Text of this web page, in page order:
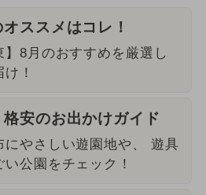
ススメはコレ！
】8月のおすすめを厳選し
！
安のお出かけガイド
にやさしい遊園地や、 遊具
い公園をチェック！